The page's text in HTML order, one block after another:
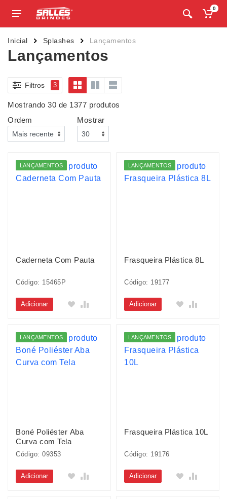
0
Inicial Splashes Lançamentos
Lançamentos
Filtros 3
Mostrando 30 de 1377 produtos
Ordem
Mostrar
LANÇAMENTOS
Caderneta Com Pauta
Código: 15465P
Adicionar
LANÇAMENTOS
Frasqueira Plástica 8L
Código: 19177
Adicionar
LANÇAMENTOS
Boné Poliéster Aba
Curva com Tela
Código: 09353
Adicionar
LANÇAMENTOS
Frasqueira Plástica 10L
Código: 19176
Adicionar